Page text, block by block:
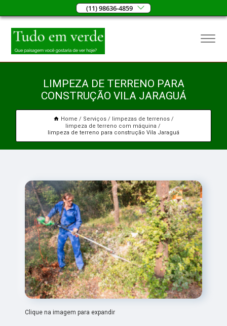
(11) 98636-4859
LIMPEZA DE TERRENO PARA
CONSTRUÇÃO VILA JARAGUÁ
Home Serviços
limpezas de terrenos
limpeza de terreno com máquina
limpeza de terreno para construção Vila Jaraguá
Clique na imagem para expandir